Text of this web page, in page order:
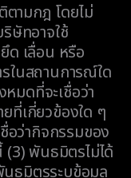
ตามกฎ โดยไม่
ษัทอาจใช้
ด เลื่อน หรือ
ในสถานการณ์ใด
มดที่จะเชื่อว่า
เกี่ยวข้องใด ๆ
อว่ากิจกรรมของ
พันธมิตรไม่ได้
ธมิตรระบุข้อมูล